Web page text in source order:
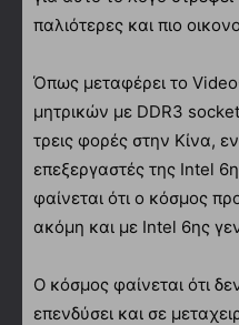
παλιότερες και πιο
Όπως μεταφέρει το
μητρικών με DDR3
τρεις φορές στην Κίνα,
επεξεργαστές της Intel
φαίνεται ότι ο κόσμος
ακόμη και με Intel 6ης
Ο κόσμος φαίνεται ότι
επενδύσει και σε